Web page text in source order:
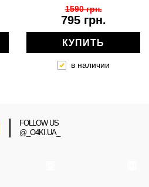
795 грн.
1590 грн.
КУПИТЬ
в наличии
FOLLOW US
@_O4KI.UA_